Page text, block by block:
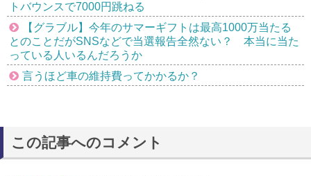
トバウンスで7000円跳ねる
【グラブル】今年のサマーギフトは最高1000万当たる
とのことだがSNSなどで当選報告全然ない？ 本当に当た
っている人いるんだろうか
言うほど車の維持費ってかかるか？
この記事へのコメント